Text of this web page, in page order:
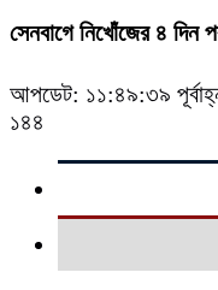
সেনবাগে নিখোঁজের ৪ দিন
আপডেট: ১১:৪৯:৩৯
১৪৪